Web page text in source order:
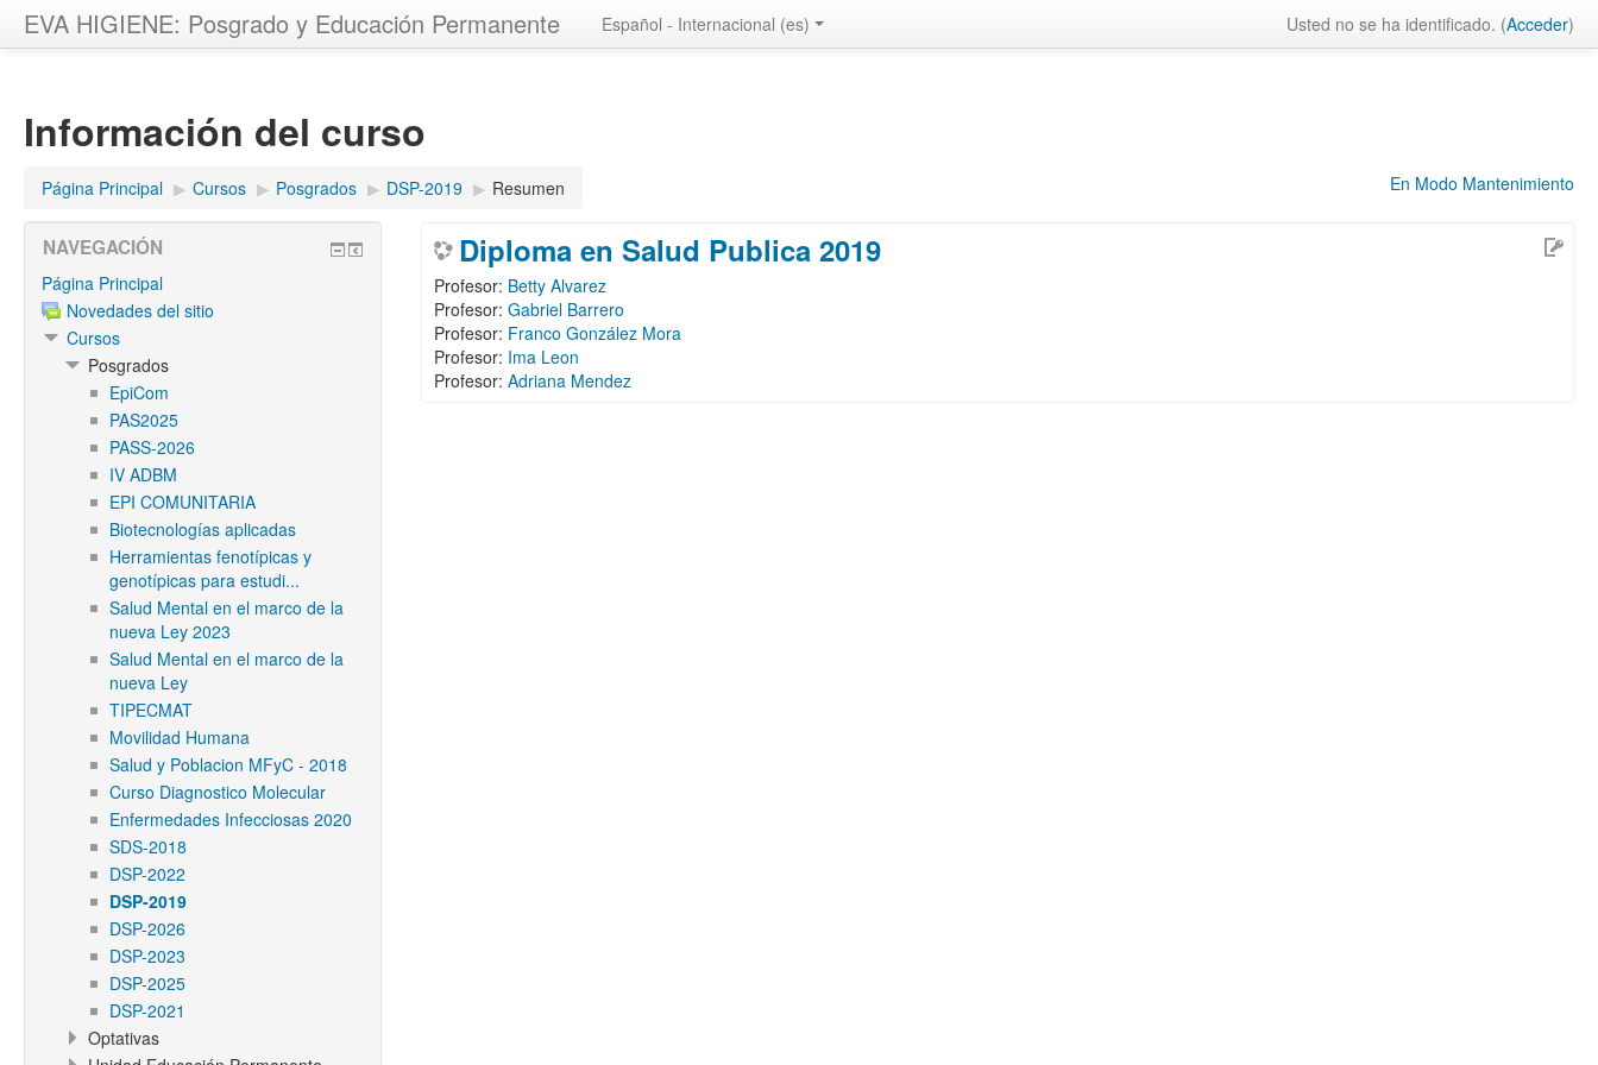
EVA HIGIENE: Posgrado y Educación Permanente Usted no se ha identificado. (Acceder)
Español - Internacional ‎(es)‎
Información del curso
Página Principal ▶︎ Cursos ▶︎ Posgrados ▶︎ DSP-2019 ▶︎ Resumen En Modo Mantenimiento
Diploma en Salud Publica 2019
Profesor: Betty Alvarez
Profesor:Gabriel Barrero
Profesor: Franco González Mora
Profesor: Ima Leon
Profesor:Adriana Mendez
NAVEGACIÓN
Página Principal
Novedades del sitio
Cursos
Posgrados
EpiCom
PAS2025
PASS-2026
IV ADBM
EPI COMUNITARIA
Biotecnologías aplicadas
Herramientas fenotípicas y
genotípicas para estudi...
Salud Mental en el marco de la
nueva Ley 2023
Salud Mental en el marco de la
nueva Ley
TIPECMAT
Movilidad Humana
Salud y Poblacion MFyC - 2018
Curso Diagnostico Molecular
Enfermedades Infecciosas 2020
SDS-2018
DSP-2022
DSP-2019
DSP-2026
DSP-2023
DSP-2025
DSP-2021
Optativas